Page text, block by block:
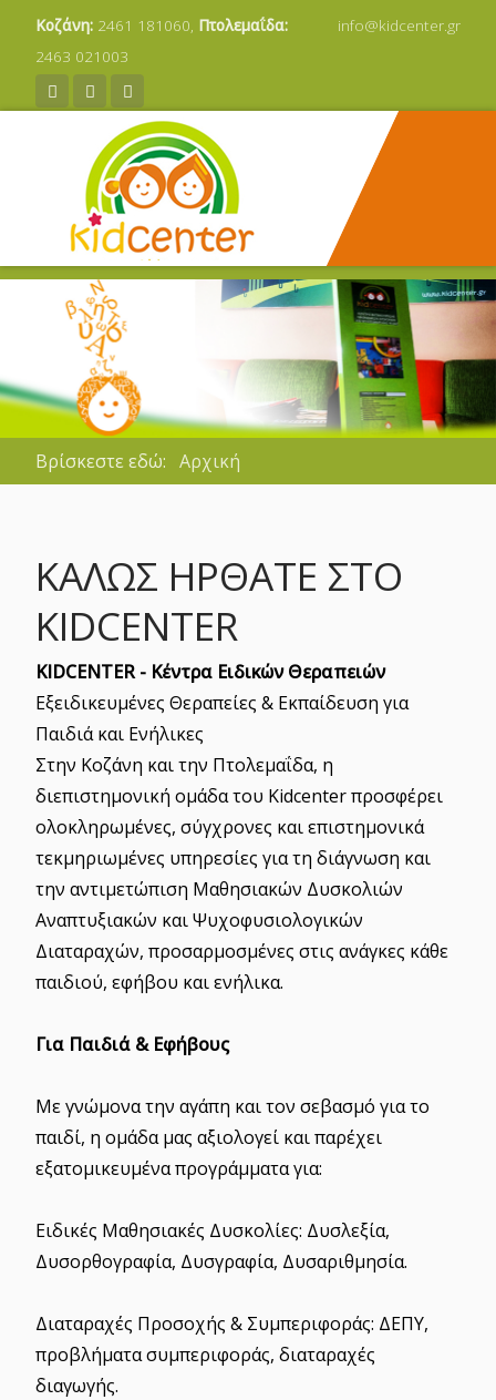
Κοζάνη: 2461 181060, Πτολεμαΐδα:
2463 021003
info@kidcenter.gr
Βρίσκεστε εδώ: Αρχική
ΚΑΛΏΣ ΉΡΘΑΤΕ ΣΤΟ
KIDCENTER
KIDCENTER - Κέντρα Ειδικών Θεραπειών
Εξειδικευμένες Θεραπείες & Εκπαίδευση για
Παιδιά και Ενήλικες
Στην Κοζάνη και την Πτολεμαΐδα, η
διεπιστημονική ομάδα του Kidcenter προσφέρει
ολοκληρωμένες, σύγχρονες και επιστημονικά
τεκμηριωμένες υπηρεσίες για τη διάγνωση και
την αντιμετώπιση Μαθησιακών Δυσκολιών
Αναπτυξιακών και Ψυχοφυσιολογικών
Διαταραχών, προσαρμοσμένες στις ανάγκες κάθε
παιδιού, εφήβου και ενήλικα.
Για Παιδιά & Εφήβους
Με γνώμονα την αγάπη και τον σεβασμό για το
παιδί, η ομάδα μας αξιολογεί και παρέχει
εξατομικευμένα προγράμματα για:
Ειδικές Μαθησιακές Δυσκολίες: Δυσλεξία,
Δυσορθογραφία, Δυσγραφία, Δυσαριθμησία.
Διαταραχές Προσοχής & Συμπεριφοράς: ΔΕΠΥ,
προβλήματα συμπεριφοράς, διαταραχές
διαγωγής.